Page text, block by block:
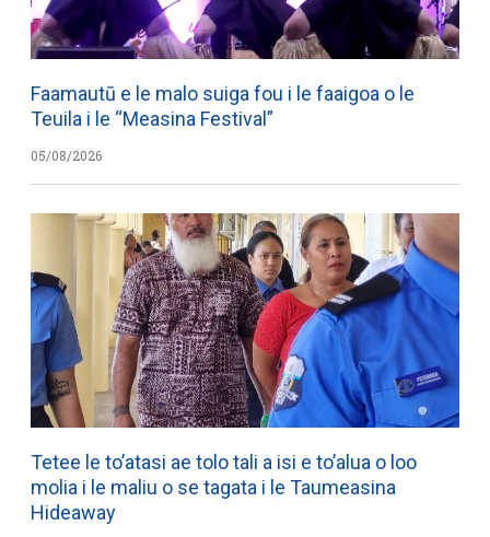
Faamautū e le malo suiga fou i le faaigoa o le
Teuila i le “Measina Festival”
05/08/2026
Tetee le to’atasi ae tolo tali a isi e to’alua o loo
molia i le maliu o se tagata i le Taumeasina
Hideaway